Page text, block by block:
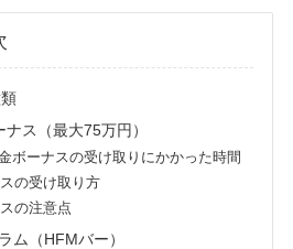
ス（最大75万円）
ボーナスの受け取りにかかった時間
の受け取り方
の注意点
ム（HFMバー）